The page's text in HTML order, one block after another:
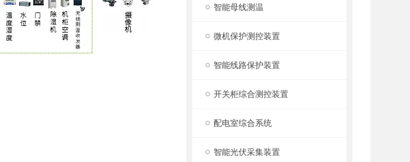
智能母线测温
微机保护测控装置
智能线路保护装置
开关柜综合测控装置
配电室综合系统
智能光伏采集装置